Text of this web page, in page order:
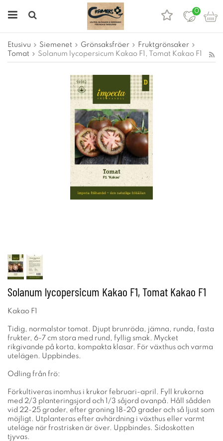
0
Etusivu Siemenet Grönsaksfröer
Fruktgrönsaker
Tomat
Solanum lycopersicum Kakao F1, Tomat Kakao F1
Solanum lycopersicum Kakao F1, Tomat Kakao F1
Kakao F1
Tidig, normalstor tomat. Djupt brunröda, jämna, runda, fasta
frukter, 6-7 cm stora med rund, fyllig smak. Mycket
rikgivande på korta, kompakta klasar. För växthus och varma
utelägen. Uppbindes.
Odling från frö:
Förkultiveras inomhus i krukor februari-april. Fyll krukorna
med 2/3 planteringsjord och 1/3 såjord ovanpå. Håll sådden
vid 22-25 grader, efter groning 18-20 grader och så ljust som
möjligt. Utplanteras efter avhärdning i växthus eller varmt
uteläge när frostrisken är över. Uppbindes. Sidoskotten
tjyvas.